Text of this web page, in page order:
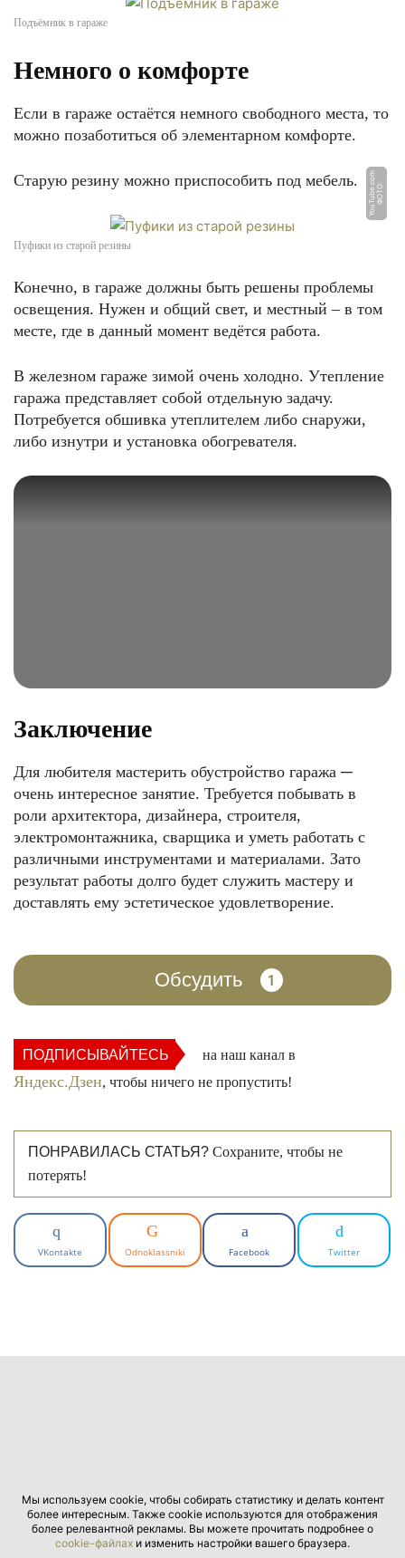
Подъёмник в гараже
Немного о комфорте
Если в гараже остаётся немного свободного места, то
можно позаботиться об элементарном комфорте.
Старую резину можно приспособить под мебель.
Ф
О
Т
О:
Y
o
u
T
u
b
e.
c
o
m
Пуфики из старой резины
Конечно, в гараже должны быть решены проблемы
освещения. Нужен и общий свет, и местный – в том
месте, где в данный момент ведётся работа.
В железном гараже зимой очень холодно. Утепление
гаража представляет собой отдельную задачу.
Потребуется обшивка утеплителем либо снаружи,
либо изнутри и установка обогревателя.
Заключение
Для любителя мастерить обустройство гаража ─
очень интересное занятие. Требуется побывать в
роли архитектора, дизайнера, строителя,
электромонтажника, сварщика и уметь работать с
различными инструментами и материалами. Зато
результат работы долго будет служить мастеру и
доставлять ему эстетическое удовлетворение.
Обсудить 1
ПОДПИСЫВАЙТЕСЬ на наш канал в
Яндекс.Дзен, чтобы ничего не пропустить!
ПОНРАВИЛАСЬ СТАТЬЯ? Сохраните, чтобы не
потерять!
VKontakte Odnoklassniki Facebook Twitter
Мы используем cookie, чтобы собирать статистику и делать контент
более интересным. Также cookie используются для отображения
более релевантной рекламы. Вы можете прочитать подробнее о
cookie-файлах и изменить настройки вашего браузера.